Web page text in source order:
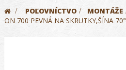
> POĽOVNÍCTVO > MONTÁŽE
ON 700 PEVNÁ NA SKRUTKY,ŠÍNA